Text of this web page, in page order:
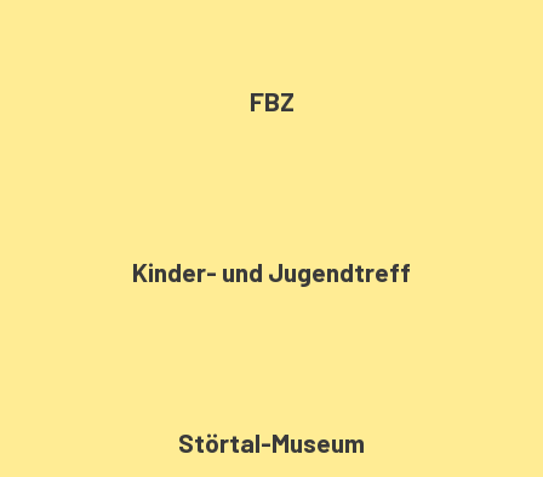
FBZ
Kinder- und Jugendtreff
Störtal-Museum